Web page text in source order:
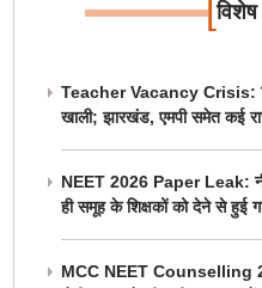
[विशेष
Teacher Vacancy Crisis:
खाली; झारखंड, एमपी समेत कई
NEET 2026 Paper Leak:
ही समूह के शिक्षकों को देने से हुई
MCC NEET Counselling